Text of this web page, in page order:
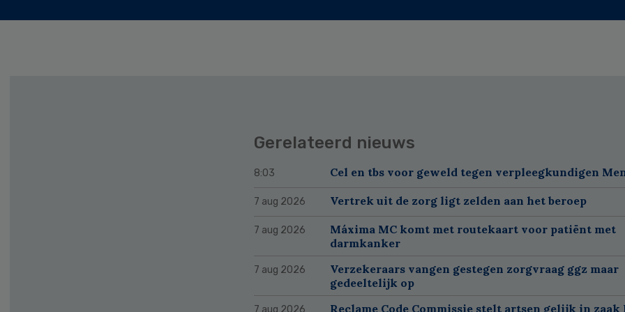
Gerelateerd nieuws
8:03 Cel en tbs voor geweld tegen verpleegkundigen
7 aug 2026 Vertrek uit de zorg ligt zelden aan het beroep
7 aug 2026
Máxima MC komt met routekaart voor patiënt met
darmkanker
7 aug 2026
Verzekeraars vangen gestegen zorgvraag ggz maar
gedeeltelijk op
7 aug 2026 Reclame Code Commissie stelt artsen gelijk in